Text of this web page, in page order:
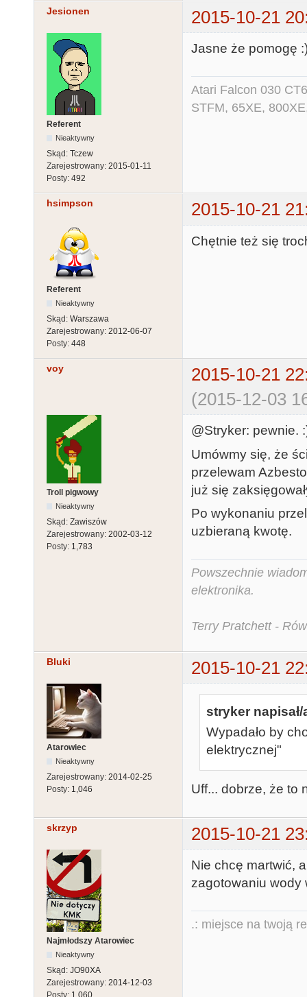
Jesionen 2015-10-21
Referent
Nieaktywny
Skąd: Tczew
Zarejestrowany: 2015-01-11
Posty: 492
Jasne że pomogę
Atari Falcon 030
STFM, 65XE,
hsimpson 2015-10-21
Referent
Nieaktywny
Skąd: Warszawa
Zarejestrowany: 2012-06-07
Posty: 448
Chętnie też się
voy
2015-10-21
(2015-12-03
Troll pigwowy
Nieaktywny
Skąd: Zawiszów
Zarejestrowany: 2002-03-12
Posty: 1,783
@Stryker: pewnie.
Umówmy się, że
przelewam
już się
Po wykonaniu
uzbieraną kwotę.
Powszechnie
elektronika.
Terry Pratchett -
Bluki 2015-10-21
Atarowiec
Nieaktywny
Zarejestrowany: 2014-02-25
Posty: 1,046
stryker napisał/
Wypadało by
elektrycznej"
Uff... dobrze, że to
skrzyp 2015-10-21
Najmłodszy Atarowiec
Nieaktywny
Skąd: JO90XA
Zarejestrowany: 2014-12-03
Posty: 1,060
Nie chcę martwić,
zagotowaniu wody
.: miejsce na twoją